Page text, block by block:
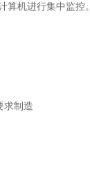
机进行集中监控。
求制造